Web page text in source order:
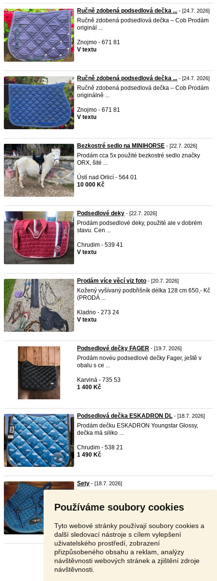
Používáme soubory cookies
Tyto webové stránky používají soubory cookies a
další sledovací nástroje s cílem vylepšení
uživatelského prostředí, zobrazení
přizpůsobeného obsahu a reklam, analýzy
návštěvnosti webových stránek a zjištění zdroje
návštěvnosti.
Ručně zdobená podsedlová dečka ... - [24.7. 2026]
Ručně zdobená podsedlová dečka – Cob Prodám
originál ...
Znojmo - 671 81
V textu
Ručně zdobená podsedlová dečka ... - [24.7. 2026]
Ručně zdobená podsedlová dečka – Cob Prodám
originálně ...
Znojmo - 671 81
V textu
Bezkostré sedlo na MINIHORSE - [22.7. 2026]
Prodám cca 5x použité bezkostré sedlo značky
ORX, šité ...
Ústí nad Orlicí - 564 01
10 000 Kč
Podsedlové deky - [22.7. 2026]
Prodám podsedlové deky, použité ale v dobrém
stavu. Cen ...
Chrudim - 539 41
V textu
Prodám více věcí viz foto - [20.7. 2026]
Kožený vyšívaný podbřišník délka 128 cm 650,- Kč
(PRODÁ ...
Kladno - 273 24
V textu
Podsedlové dečky FAGER - [19.7. 2026]
Prodám novéu podsedlové dečky Fager, ještě v
obalu s ce ...
Karviná - 735 53
1 400 Kč
Podsedlová dečka ESKADRON DL - [18.7. 2026]
Prodám dečku ESKADRON Youngstar Glossy,
dečka má siliko ...
Chrudim - 538 21
1 490 Kč
Sety - [18.7. 2026]
1 190 Kč
Stránka: 1 2 3 Další